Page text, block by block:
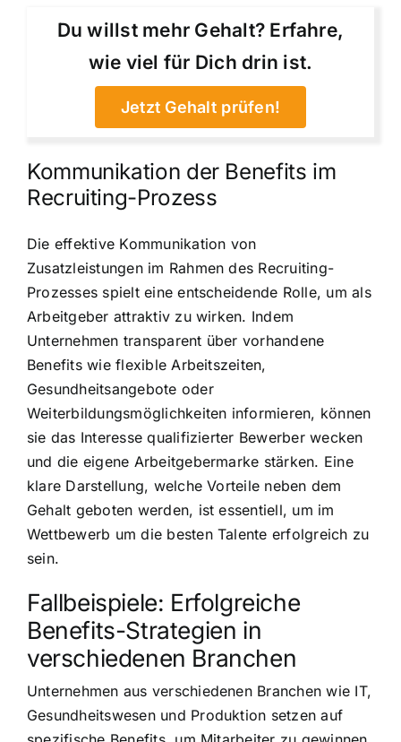
Du willst mehr Gehalt? Erfahre,
wie viel für Dich drin ist.
Jetzt Gehalt prüfen!
Kommunikation der Benefits im
Recruiting-Prozess
Die effektive Kommunikation von
Zusatzleistungen im Rahmen des Recruiting-
Prozesses spielt eine entscheidende Rolle, um als
Arbeitgeber attraktiv zu wirken. Indem
Unternehmen transparent über vorhandene
Benefits wie flexible Arbeitszeiten,
Gesundheitsangebote oder
Weiterbildungsmöglichkeiten informieren, können
sie das Interesse qualifizierter Bewerber wecken
und die eigene Arbeitgebermarke stärken. Eine
klare Darstellung, welche Vorteile neben dem
Gehalt geboten werden, ist essentiell, um im
Wettbewerb um die besten Talente erfolgreich zu
sein.
Fallbeispiele: Erfolgreiche
Benefits-Strategien in
verschiedenen Branchen
Unternehmen aus verschiedenen Branchen wie IT,
Gesundheitswesen und Produktion setzen auf